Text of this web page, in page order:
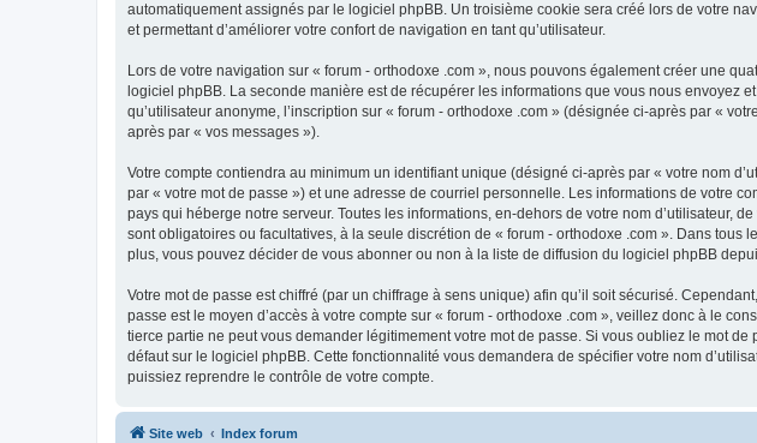
automatiquement assignés par le logiciel phpBB. Un troisième cookie sera créé lors de votre
et permettant d’améliorer votre confort de navigation en tant qu’utilisateur.
Lors de votre navigation sur « forum - orthodoxe .com », nous pouvons également créer une
logiciel phpBB. La seconde manière est de récupérer les informations que vous nous
qu’utilisateur anonyme, l’inscription sur « forum - orthodoxe .com » (désignée ci-après par «
après par « vos messages »).
Votre compte contiendra au minimum un identifiant unique (désigné ci-après par « votre nom
par « votre mot de passe ») et une adresse de courriel personnelle. Les informations de votre
pays qui héberge notre serveur. Toutes les informations, en-dehors de votre nom d’utilisateur,
sont obligatoires ou facultatives, à la seule discrétion de « forum - orthodoxe .com ». Dans
plus, vous pouvez décider de vous abonner ou non à la liste de diffusion du logiciel phpBB
Votre mot de passe est chiffré (par un chiffrage à sens unique) afin qu’il soit sécurisé.
passe est le moyen d’accès à votre compte sur « forum - orthodoxe .com », veillez donc à le
tierce partie ne peut vous demander légitimement votre mot de passe. Si vous oubliez le mot
défaut sur le logiciel phpBB. Cette fonctionnalité vous demandera de spécifier votre nom
puissiez reprendre le contrôle de votre compte.
Site web Index forum